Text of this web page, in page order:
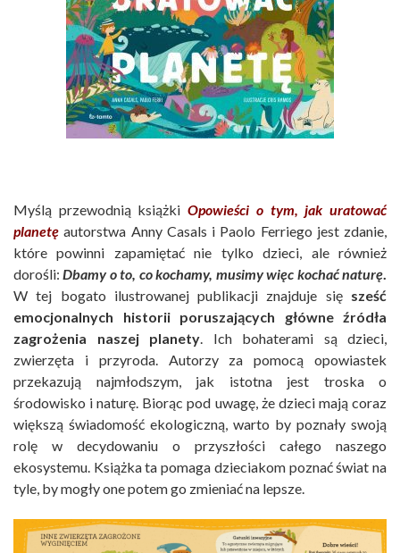
Myślą przewodnią książkiOpowieści o tym, jak uratować
planetę autorstwa Anny Casals i Paolo Ferriego jest zdanie,
które powinni zapamiętać nie tylko dzieci, ale również
dorośli:Dbamy o to, co kochamy, musimy więc kochać naturę.
W tej bogato ilustrowanej publikacji znajduje sięsześć
emocjonalnych historii poruszających główne źródła
zagrożenia naszej planety. Ich bohaterami są dzieci,
zwierzęta i przyroda. Autorzy za pomocą opowiastek
przekazują najmłodszym, jak istotna jest troska o
środowisko i naturę. Biorąc pod uwagę, że dzieci mają coraz
większą świadomość ekologiczną, warto by poznały swoją
rolę w decydowaniu o przyszłości całego naszego
ekosystemu. Książka ta pomaga dzieciakom poznać świat na
tyle, by mogły one potem go zmieniać na lepsze.